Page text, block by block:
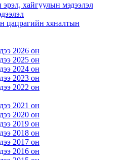
хайгуулын мэдээлэл
цацрагийн хяналтын
2026 он
2025 он
2024 он
2023 он
2022 он
2021 он
2020 он
2019 он
2018 он
2017 он
2016 он